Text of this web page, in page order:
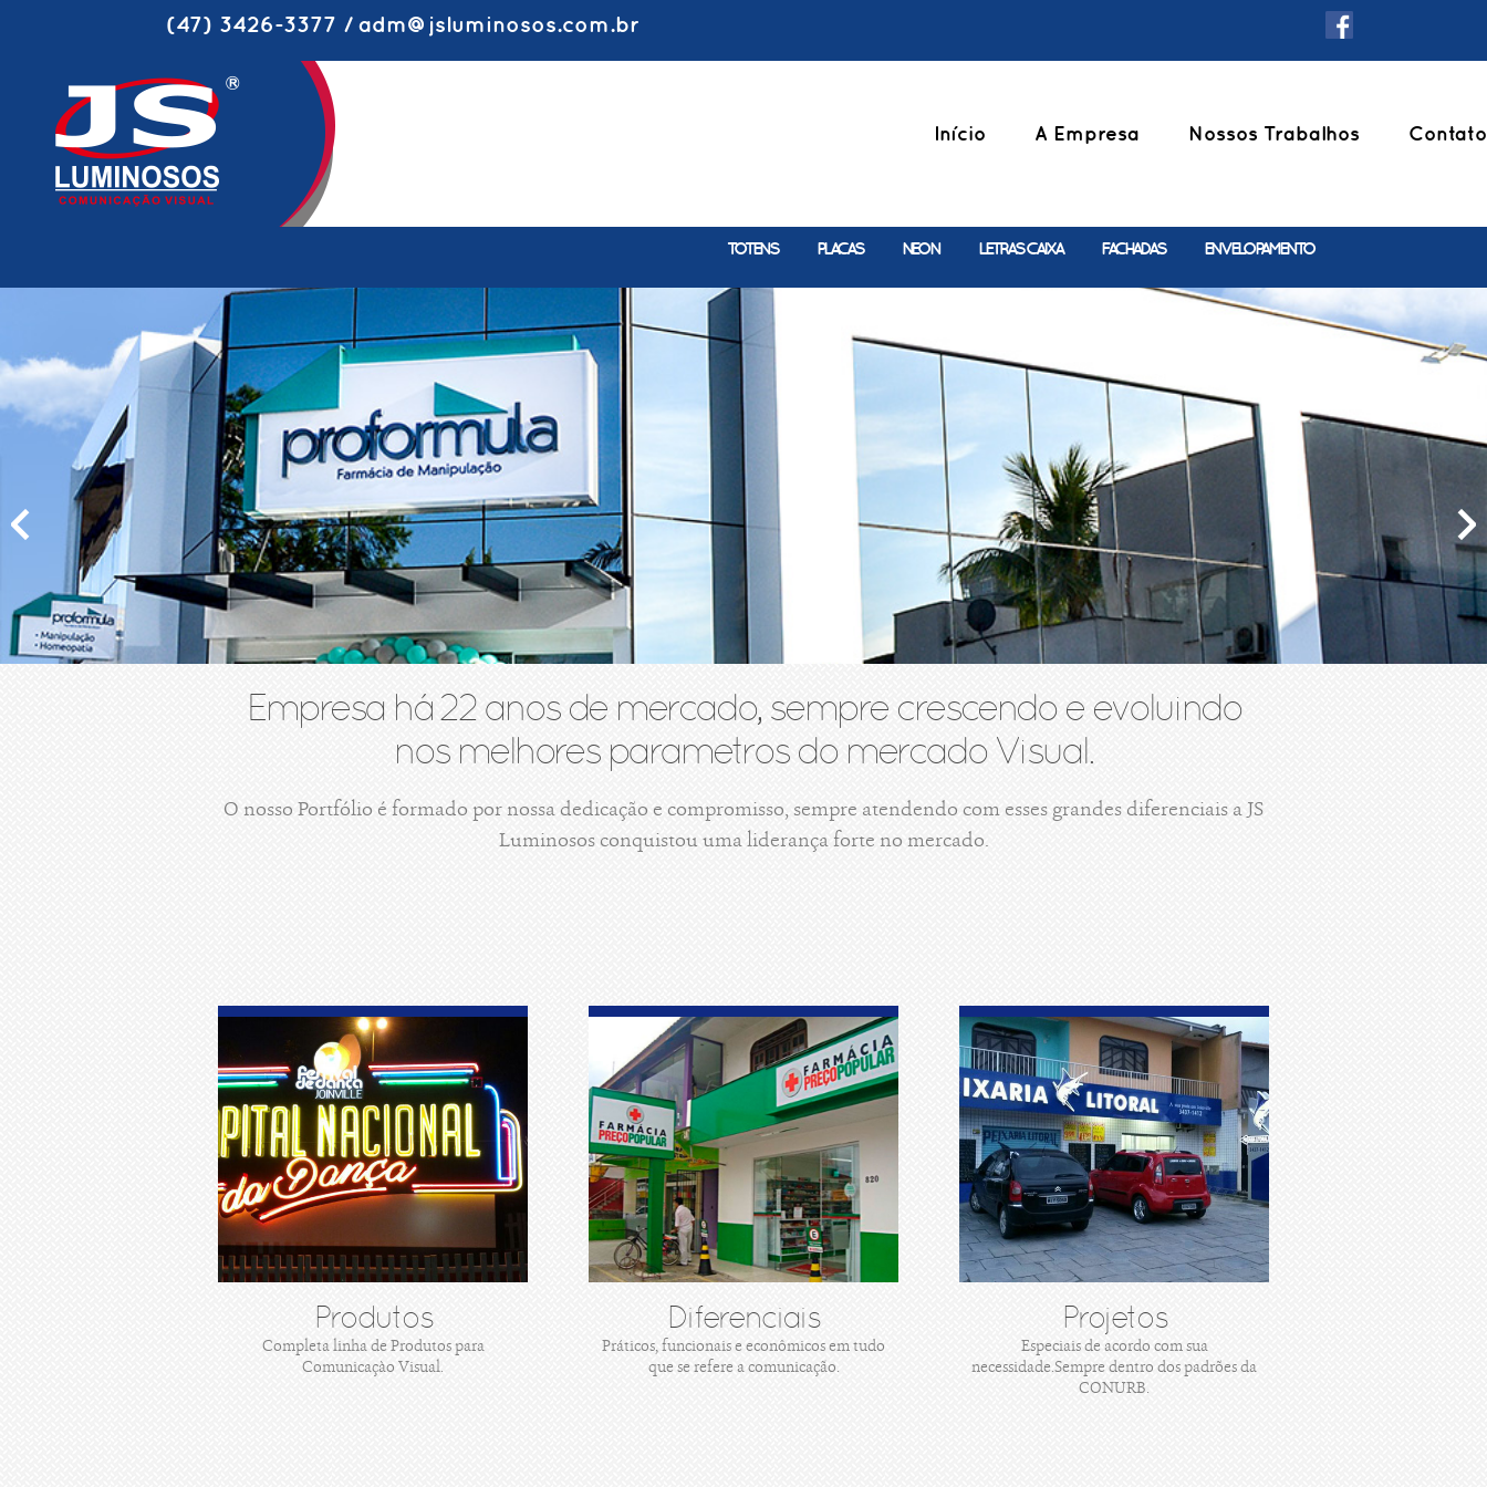
(47) 3426-3377 / adm@jsluminosos.com.br
Início A Empresa Nossos Trabalhos Contato
ENVELOPAMENTO
FACHADAS
LETRAS CAIXA
NEON
PLACAS
TOTENS
Empresa há 22 anos de mercado, sempre crescendo e evoluindo
nos melhores parametros do mercado Visual.
O nosso Portfólio é formado por nossa dedicação e compromisso, sempre atendendo com esses grandes diferenciais a JS
Luminosos conquistou uma liderança forte no mercado.
Produtos
Completa linha de Produtos para
Comunicaçào Visual.
Diferenciais
Práticos, funcionais e econômicos em tudo
que se refere a comunicação.
Projetos
Especiais de acordo com sua
necessidade.Sempre dentro dos padrões da
CONURB.